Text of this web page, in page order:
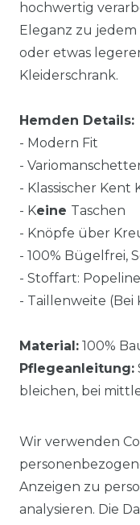
hochwertig
Eleganz zu
oder etwas
Kleiderschrank.
Hemden Details:
- Modern Fit
-
- Klassischer Kent
- Keine Taschen
- Knöpfe über
- 100% Bügelfrei,
- Stoffart: Popeline
- Taillenweite (Bei
Material: 100%
Pflegeanleitung:
bleichen, bei
Wir verwenden
Anzeigen zu
analysieren. Die